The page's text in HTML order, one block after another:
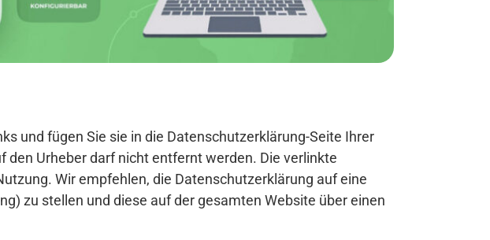
und fügen Sie sie in die Datenschutzerklärung-Seite Ihrer
Urheber darf nicht entfernt werden. Die verlinkte
Wir empfehlen, die Datenschutzerklärung auf eine
zu stellen und diese auf der gesamten Website über einen